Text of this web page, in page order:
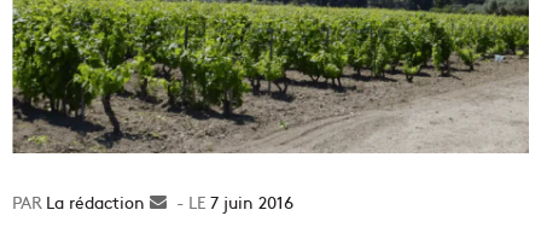
La rédaction
Envoyer7 juin 2016